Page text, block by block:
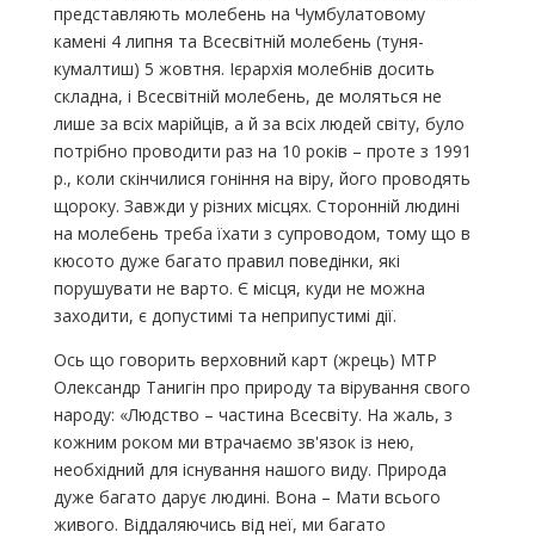
представляють молебень на Чумбулатовому
камені 4 липня та Всесвітній молебень (туня-
кумалтиш) 5 жовтня. Ієрархія молебнів досить
складна, і Всесвітній молебень, де моляться не
лише за всіх марійців, а й за всіх людей світу, було
потрібно проводити раз на 10 років – проте з 1991
р., коли скінчилися гоніння на віру, його проводять
щороку. Завжди у різних місцях. Сторонній людині
на молебень треба їхати з супроводом, тому що в
кюсото дуже багато правил поведінки, які
порушувати не варто. Є місця, куди не можна
заходити, є допустимі та неприпустимі дії.
Ось що говорить верховний карт (жрець) МТР
Олександр Танигін про природу та вірування свого
народу: «Людство – частина Всесвіту. На жаль, з
кожним роком ми втрачаємо зв'язок із нею,
необхідний для існування нашого виду. Природа
дуже багато дарує людині. Вона – Мати всього
живого. Віддаляючись від неї, ми багато